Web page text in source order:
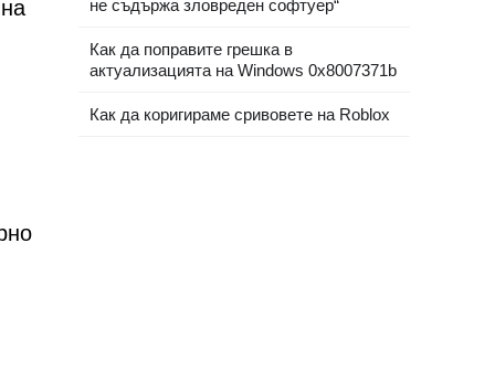
не съдържа зловреден софтуер“
Как да поправите грешка в
актуализацията на Windows 0x8007371b
Как да коригираме сривовете на Roblox